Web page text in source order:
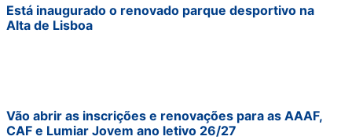
Está inaugurado o renovado parque desportivo na
Alta de Lisboa
Vão abrir as inscrições e renovações para as AAAF,
CAF e Lumiar Jovem ano letivo 26/27